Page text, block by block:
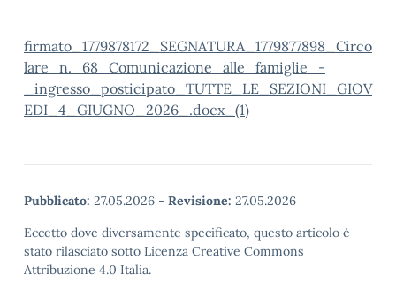
firmato_1779878172_SEGNATURA_1779877898_Circo
lare_n._68_Comunicazione_alle_famiglie_-
_ingresso_posticipato_TUTTE_LE_SEZIONI_GIOV
EDI_4_GIUGNO_2026_.docx_(1)
Pubblicato: 27.05.2026 - Revisione: 27.05.2026
Eccetto dove diversamente specificato, questo articolo è
stato rilasciato sotto Licenza Creative Commons
Attribuzione 4.0 Italia.